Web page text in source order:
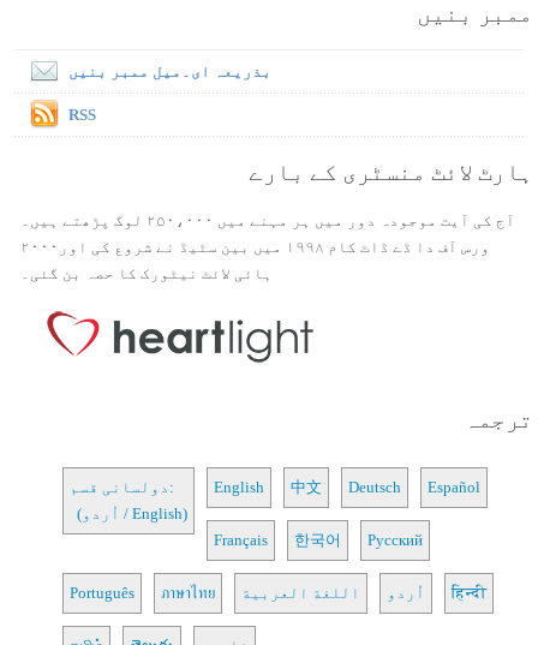
ممبر بنیں
بذریعہ ای۔میل ممبر بنیں
RSS
ہارٹ لائٹ منسٹری کے بارے
آج کی آیت موجودہ دور میں ہر مہنے میں ۲۵۰،۰۰۰ لوگ پڑھتے ہیں۔
ورس آف دا ڈے ڈاٹ کام ۱۹۹۸ میں بین سٹیڈ نے شروع کی اور۲۰۰۰
ہائی لائٹ نیٹورک کا حصہ بن گئی۔
ترجمہ
دولسانی قسم:
(اُردو / English)
English 中文 Deutsch Español
Français 한국어 Русский
Português ภาษาไทย اللغة العربية اُردو हिन्दी